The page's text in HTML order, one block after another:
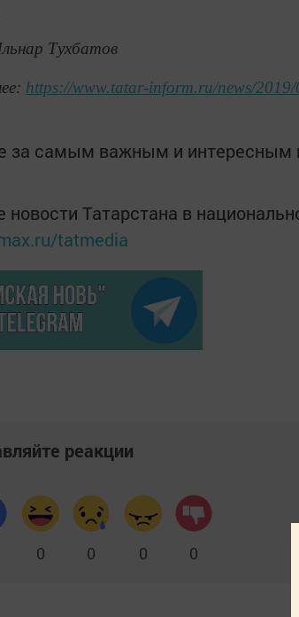
Тухбатов
https://www.tatar-inform.ru/news/
за самым важным и интересным
новости Татарстана в
tatmedia
реакции
0 0 0 0